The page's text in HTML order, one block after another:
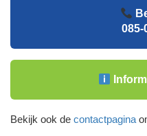
085-
Bekijk ook de contactpagina